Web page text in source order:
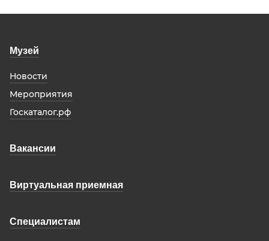
Музей
Новости
Мероприятия
Госкаталог.рф
Вакансии
Виртуальная приемная
Специалистам